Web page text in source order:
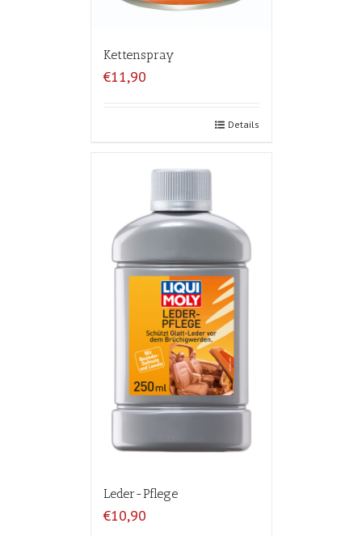
Kettenspray
€11,90
Details
Leder-Pflege
€10,90